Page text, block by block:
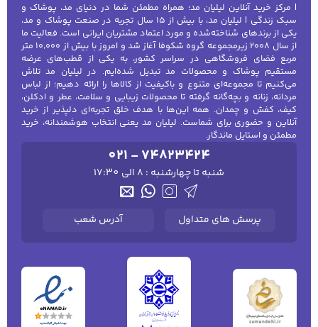
| مرکز خرید آنلاین لیلیان مد؛ همراه مطمئن شما در دنیای مد، پوشاک و
سبک زندگی | لیلیان مد، با بیش از ۱۵ سال تجربه در صنعت پوشاک و مد،
یکی از برندهای شناخته‌شده و مورد اعتماد مشتریان ایرانی است. فعالیت ما
از سال ۲۰۰۸ زیرمجموعه گروه شکوفا آغاز شد و امروز با بیش از ۱۰٬۰۰۰ متر
مربع فضای فروشگاهی در سراسر کشور، به یکی از قطب‌های عرضه
مستقیم پوشاک و محصولات مد تبدیل شده‌ایم. در لیلیان مد تلاش
می‌کنیم تا مجموعه‌ای متنوع و باکیفیت از کالاها را ارائه دهیم؛ از لباس
مردانه، زنانه و بچه‌گانه گرفته تا محصولات زیبایی و سلامت، عطر و ادکلن،
کیف، کفش و چمدان. همه این‌ها با هدف خلق تجربه‌ای دلپذیر از خرید
آنلاین و حضوری برای شماست. لیلیان مد یعنی انتخاب هوشمندانه، خرید
مطمئن و استایل ماندگار.
021 - 74823424
شنبه تا چهارشنبه : 8 الی 17:30
پرسش های متداول آدرس شعب